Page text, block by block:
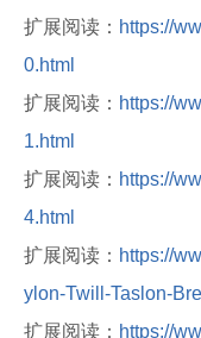
扩展阅读： https://
0.html
扩展阅读： https://
1.html
扩展阅读： https://
4.html
扩展阅读： https://
ylon-Twill-Taslon-
扩展阅读： https://